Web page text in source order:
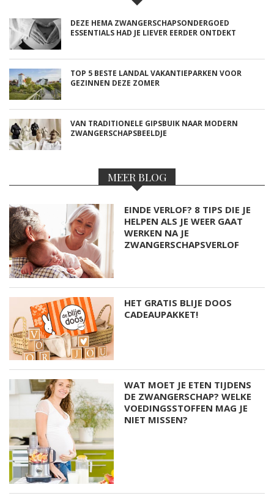
DEZE HEMA ZWANGERSCHAPSONDERGOED
ESSENTIALS HAD JE LIEVER EERDER ONTDEKT
TOP 5 BESTE LANDAL VAKANTIEPARKEN VOOR
GEZINNEN DEZE ZOMER
VAN TRADITIONELE GIPSBUIK NAAR MODERN
ZWANGERSCHAPSBEELDJE
MEER BLOG
EINDE VERLOF? 8 TIPS DIE JE
HELPEN ALS JE WEER GAAT
WERKEN NA JE
ZWANGERSCHAPSVERLOF
HET GRATIS BLIJE DOOS
CADEAUPAKKET!
WAT MOET JE ETEN TIJDENS
DE ZWANGERSCHAP? WELKE
VOEDINGSSTOFFEN MAG JE
NIET MISSEN?